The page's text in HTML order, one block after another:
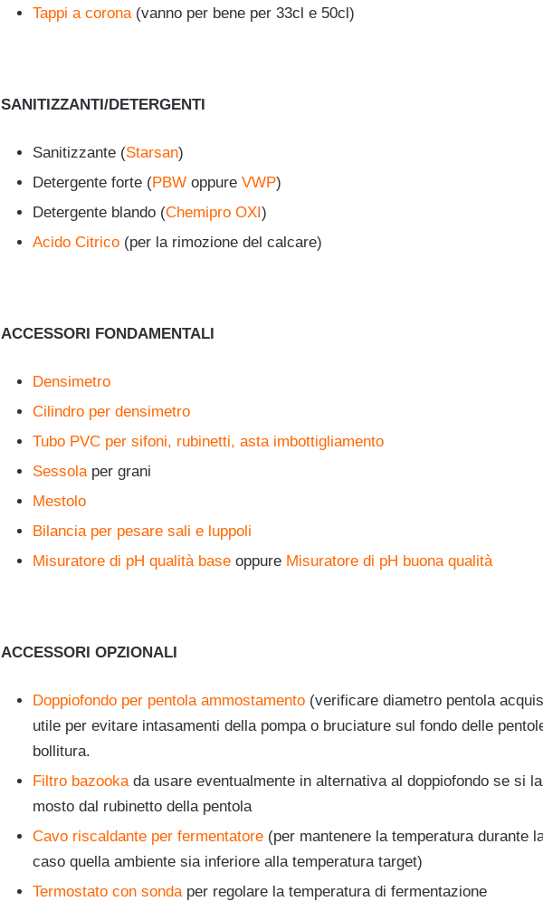
Tappi a corona(vanno per bene per 33cl e 50cl)
SANITIZZANTI/DETERGENTI
Sanitizzante (Starsan)
Detergente forte (PBW oppure VWP)
Detergente blando (Chemipro OXI )
Acido Citrico (per la rimozione del calcare)
ACCESSORI FONDAMENTALI
Densimetro
Cilindro per densimetro
Tubo PVC per sifoni, rubinetti, asta imbottigliamento
Sessolaper grani
Mestolo
Bilancia per pesare sali e luppoli
Misuratore di pH qualità base oppure Misuratore di pH buona qualità
ACCESSORI OPZIONALI
Doppiofondo per pentola ammostamento (verificare diametro pentola
utile per evitare intasamenti della pompa o bruciature sul fondo delle
bollitura.
Filtro bazookada usare eventualmente in alternativa al doppiofondo se si
mosto dal rubinetto della pentola
Cavo riscaldante per fermentatore (per mantenere la temperatura durante
caso quella ambiente sia inferiore alla temperatura target)
Termostato con sondaper regolare la temperatura di fermentazione